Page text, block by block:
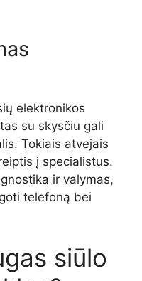
elektronikos
su skysčiu gali
Tokiais atvejais
į specialistus.
ir valymas,
telefoną bei
siūlo